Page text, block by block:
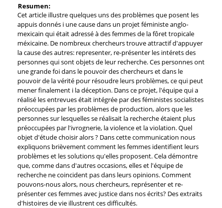
Resumen:
Cet article illustre quelques uns des problèmes que posent les
appuis donnés i une cause dans un projet féministe anglo-
mexicain qui était adressé à des femmes de la fôret tropicale
méxicaine. De nombreux chercheurs trouve attractif d'appuyer
la cause des autres: representer, re-présenter les intérets des
personnes qui sont objets de leur recherche. Ces personnes ont
une grande foi dans le pouvoir des chercheurs et dans le
pouvoir de la vérité pour résoudre leurs problèmes, ce qui peut
mener finalement i la déception. Dans ce projet, l'équipe qui a
réalisé les entrevues était intégrée par des féministes socialistes
préoccupées par les problèmes de production, alors que les
personnes sur lesquelles se réalisait la recherche étaient plus
préoccupées par l'ivrognerie, la violence et la violation. Quel
objet d'étude choisir alors ? Dans cette communication nous
expliquons brièvement comment les femmes identifient leurs
problèmes et les solutions qu'elles proposent. Cela démontre
que, comme dans d'autres occasions, elles et l'équipe de
recherche ne coincident pas dans leurs opinions. Comment
pouvons-nous alors, nous chercheurs, représenter et re-
présenter ces femmes avec justice dans nos écrits? Des extraits
d'histoires de vie illustrent ces difficultés.